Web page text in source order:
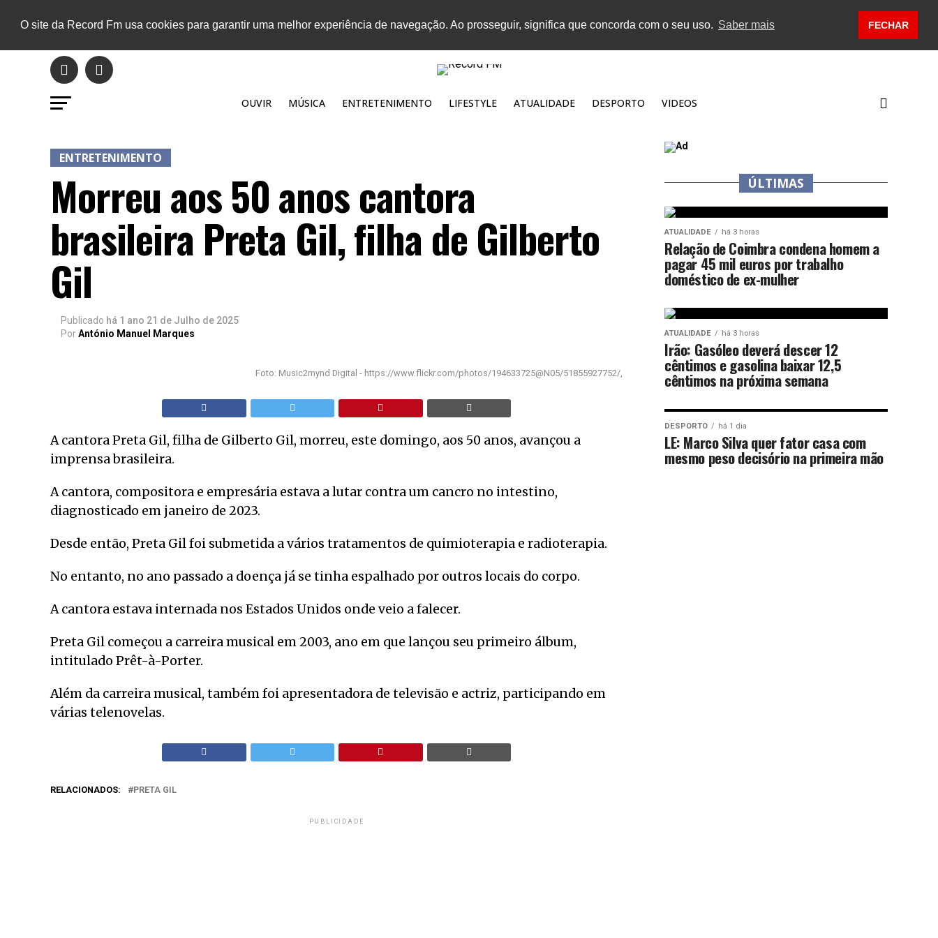
O site da Record Fm usa cookies para garantir uma melhor experiência de navegação. Ao prosseguir, significa que concorda com o seu uso. Saber mais FECHAR
OUVIR MÚSICA ENTRETENIMENTO LIFESTYLE ATUALIDADE DESPORTO VIDEOS
ENTRETENIMENTO
Morreu aos 50 anos cantora
brasileira Preta Gil, filha de Gilberto
Gil
Publicado há 1 ano 21 de Julho de 2025
PorAntónio Manuel Marques
Foto: Music2mynd Digital - https://www.flickr.com/photos/194633725@N05/51855927752/,
A cantora Preta Gil, filha de Gilberto Gil, morreu, este domingo, aos 50 anos, avançou a
imprensa brasileira.
A cantora, compositora e empresária estava a lutar contra um cancro no intestino,
diagnosticado em janeiro de 2023.
Desde então, Preta Gil foi submetida a vários tratamentos de quimioterapia e radioterapia.
No entanto, no ano passado a doença já se tinha espalhado por outros locais do corpo.
A cantora estava internada nos Estados Unidos onde veio a falecer.
Preta Gil começou a carreira musical em 2003, ano em que lançou seu primeiro álbum,
intitulado Prêt-à-Porter.
Além da carreira musical, também foi apresentadora de televisão e actriz, participando em
várias telenovelas.
RELACIONADOS: PRETA GIL
PUBLICIDADE
ÚLTIMAS
ATUALIDADE há 3 horas
Relação de Coimbra condena homem a
pagar 45 mil euros por trabalho
doméstico de ex-mulher
ATUALIDADE há 3 horas
Irão: Gasóleo deverá descer 12
cêntimos e gasolina baixar 12,5
cêntimos na próxima semana
DESPORTO há 1 dia
LE: Marco Silva quer fator casa com
mesmo peso decisório na primeira mão